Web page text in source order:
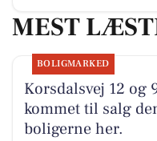
MEST
BOLIGMARKED
Korsdalsvej 12 og
kommet til salg
boligerne her.